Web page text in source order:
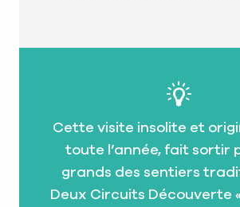
Cette visite insolite et
toute l’année, fait sortir
grands des sentiers
Deux Circuits Découverte